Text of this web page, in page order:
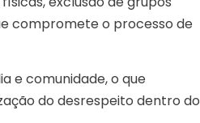
compromete o processo de
e comunidade, o que
do desrespeito dentro do